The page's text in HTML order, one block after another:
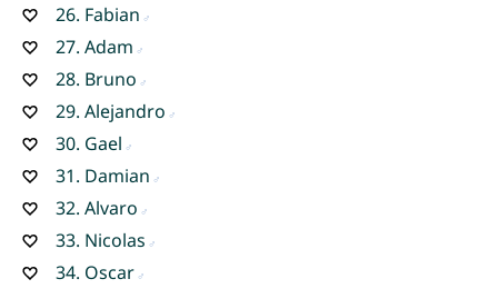
26. Fabian
27. Adam
28. Bruno
29. Alejandro
30. Gael
31. Damian
32. Alvaro
33. Nicolas
34. Oscar